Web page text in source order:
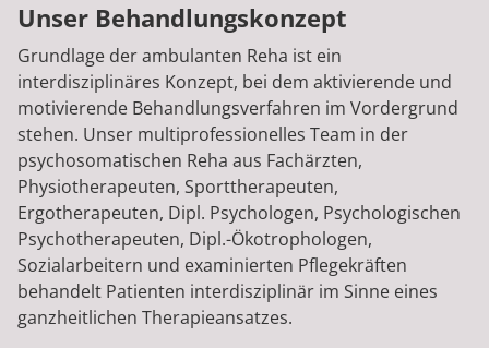
Unser Behandlungskonzept
Grundlage der ambulanten Reha ist ein
interdisziplinäres Konzept, bei dem aktivierende und
motivierende Behandlungsverfahren im Vordergrund
stehen. Unser multiprofessionelles Team in der
psychosomatischen Reha aus Fachärzten,
Physiotherapeuten, Sporttherapeuten,
Ergotherapeuten, Dipl. Psychologen, Psychologischen
Psychotherapeuten, Dipl.-Ökotrophologen,
Sozialarbeitern und examinierten Pflegekräften
behandelt Patienten interdisziplinär im Sinne eines
ganzheitlichen Therapieansatzes.